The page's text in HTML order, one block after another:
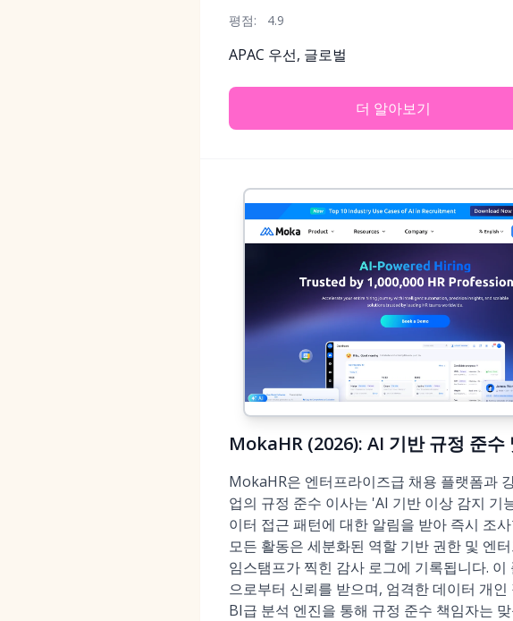
평점: 4.9
APAC 우선, 글로벌
더 알아보기
MokaHR (2026): AI 기반 규정 준수
MokaHR은 엔터프라이즈급 채용 플랫폼과
업의 규정 준수 이사는 'AI 기반 이상 감지
이터 접근 패턴에 대한 알림을 받아 즉시 조
모든 활동은 세분화된 역할 기반 권한 및 엔
임스탬프가 찍힌 감사 로그에 기록됩니다.
으로부터 신뢰를 받으며, 엄격한 데이터 개
BI급 분석 엔진을 통해 규정 준수 책임자는